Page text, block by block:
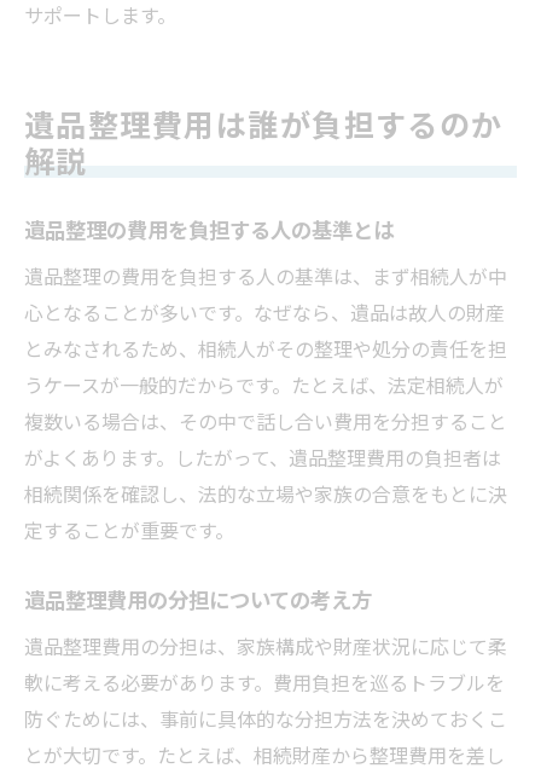
サポートします。
遺品整理費用は誰が負担するのか
解説
遺品整理の費用を負担する人の基準とは
遺品整理の費用を負担する人の基準は、まず相続人が中
心となることが多いです。なぜなら、遺品は故人の財産
とみなされるため、相続人がその整理や処分の責任を担
うケースが一般的だからです。たとえば、法定相続人が
複数いる場合は、その中で話し合い費用を分担すること
がよくあります。したがって、遺品整理費用の負担者は
相続関係を確認し、法的な立場や家族の合意をもとに決
定することが重要です。
遺品整理費用の分担についての考え方
遺品整理費用の分担は、家族構成や財産状況に応じて柔
軟に考える必要があります。費用負担を巡るトラブルを
防ぐためには、事前に具体的な分担方法を決めておくこ
とが大切です。たとえば、相続財産から整理費用を差し